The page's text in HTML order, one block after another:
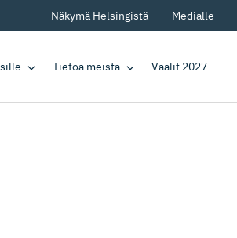
Näkymä Helsingistä Medialle
Tietoa meistä Vaalit 2027